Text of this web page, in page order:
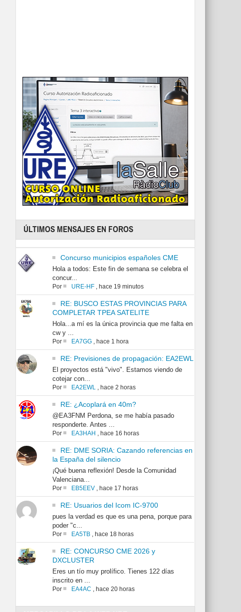
ÚLTIMOS MENSAJES EN FOROS
Concurso municipios españoles CME
Hola a todos: Este fin de semana se celebra el
concur...
Por URE-HF, hace 19 minutos
RE: BUSCO ESTAS PROVINCIAS PARA
COMPLETAR TPEA SATELITE
Hola...a mí es la única provincia que me falta en
cw y ...
Por EA7GG, hace 1 hora
RE: Previsiones de propagación: EA2EWL
El proyectos está "vivo". Estamos viendo de
cotejar con...
Por EA2EWL, hace 2 horas
RE: ¿Acoplará en 40m?
@EA3FNM Perdona, se me había pasado
responderte. Antes ...
Por EA3HAH , hace 16 horas
RE: DME SORIA: Cazando referencias en
la España del silencio
¡Qué buena reflexión! Desde la Comunidad
Valenciana...
Por EB5EEV, hace 17 horas
RE: Usuarios del Icom IC-9700
pues la verdad es que es una pena, porque para
poder "c...
Por EA5TB, hace 18 horas
RE: CONCURSO CME 2026 y
DXCLUSTER
Eres un tío muy prolífico. Tienes 122 días
inscrito en ...
Por EA4AC , hace 20 horas